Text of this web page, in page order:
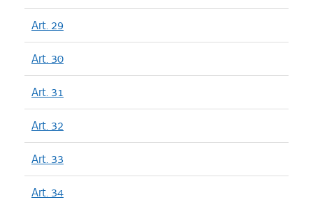
Art. 29
Art. 30
Art. 31
Art. 32
Art. 33
Art. 34